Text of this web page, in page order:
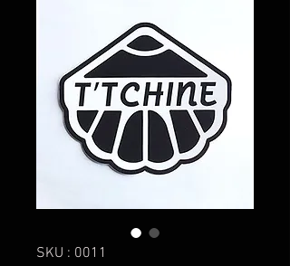
SKU : 0011